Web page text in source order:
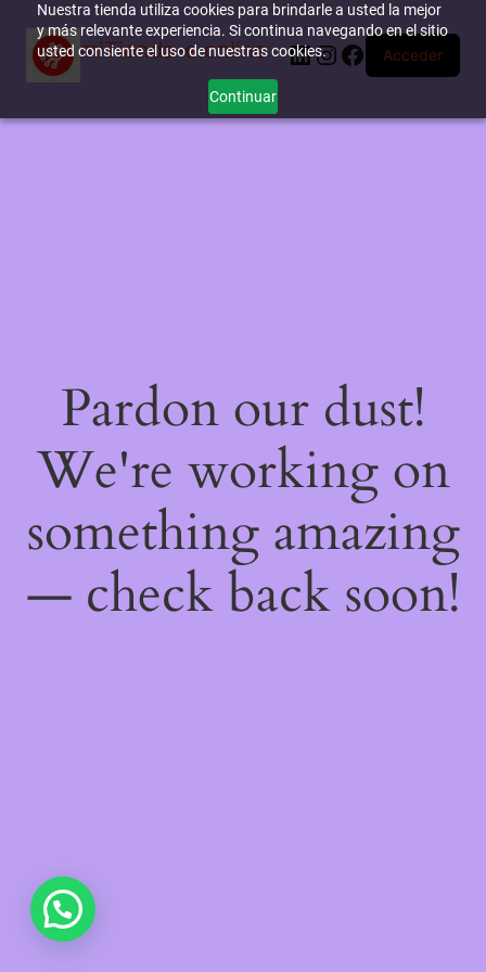
Nuestra tienda utiliza cookies para brindarle a usted la mejor
y más relevante experiencia. Si continua navegando en el sitio
usted consiente el uso de nuestras cookies.
Continuar
miTienda-e.online LinkedIn
Instagram
Facebook
Acceder
Pardon our dust!
We're working on
something amazing
— check back soon!